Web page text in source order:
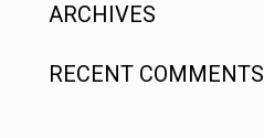
ARCHIVES
RECENT COMMENTS